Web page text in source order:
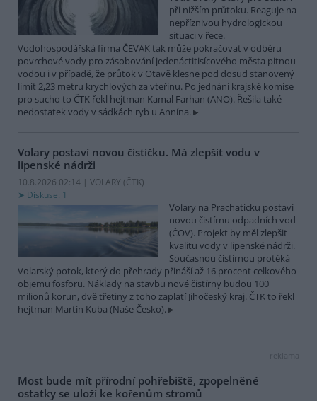
při nižším průtoku. Reaguje na
nepříznivou hydrologickou
situaci v řece.
Vodohospodářská firma ČEVAK tak může pokračovat v odběru
povrchové vody pro zásobování jedenáctitisícového města pitnou
vodou i v případě, že průtok v Otavě klesne pod dosud stanovený
limit 2,23 metru krychlových za vteřinu. Po jednání krajské komise
pro sucho to ČTK řekl hejtman Kamal Farhan (ANO). Řešila také
nedostatek vody v sádkách ryb u Annína.
Volary postaví novou čističku. Má zlepšit vodu v
lipenské nádrži
10.8.2026 02:14 | VOLARY (ČTK)
Diskuse: 1
Volary na Prachaticku postaví
novou čistírnu odpadních vod
(ČOV). Projekt by měl zlepšit
kvalitu vody v lipenské nádrži.
Současnou čistírnou protéká
Volarský potok, který do přehrady přináší až 16 procent celkového
objemu fosforu. Náklady na stavbu nové čistírny budou 100
milionů korun, dvě třetiny z toho zaplatí Jihočeský kraj. ČTK to řekl
hejtman Martin Kuba (Naše Česko).
reklama
Most bude mít přírodní pohřebiště, zpopelněné
ostatky se uloží ke kořenům stromů